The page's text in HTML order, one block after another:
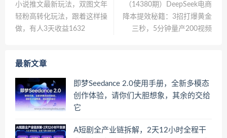
小说推文最新玩法，双图文年
轻粉高转化玩法，跟着这样操
做，有人3天收益1632
（14380期）DeepSeek电商
降本提效秘籍：3招打爆黄金
三秒，5分钟量产200视频
最新文章
即梦Seedance 2.0使用手册，全新多模态
创作体验，请你们大胆想象，其余的交给
它
A短剧全产业链拆解，2天12小时全程干